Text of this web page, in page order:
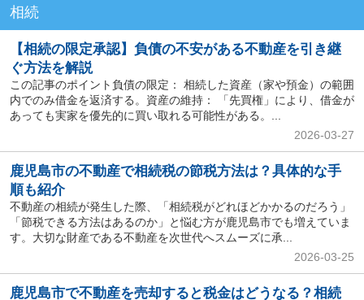
相続
【相続の限定承認】負債の不安がある不動産を引き継
ぐ方法を解説
この記事のポイント負債の限定： 相続した資産（家や預金）の範囲
内でのみ借金を返済する。資産の維持： 「先買権」により、借金が
あっても実家を優先的に買い取れる可能性がある。...
2026-03-27
鹿児島市の不動産で相続税の節税方法は？具体的な手
順も紹介
不動産の相続が発生した際、「相続税がどれほどかかるのだろう」
「節税できる方法はあるのか」と悩む方が鹿児島市でも増えていま
す。大切な財産である不動産を次世代へスムーズに承...
2026-03-25
鹿児島市で不動産を売却すると税金はどうなる？相続